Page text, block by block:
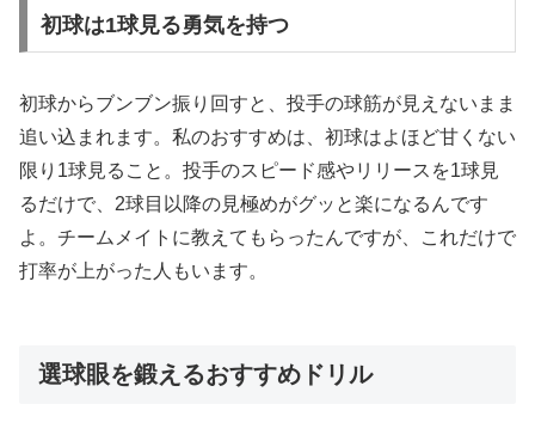
初球は1球見る勇気を持つ
初球からブンブン振り回すと、投手の球筋が見えないまま
追い込まれます。私のおすすめは、初球はよほど甘くない
限り1球見ること。投手のスピード感やリリースを1球見
るだけで、2球目以降の見極めがグッと楽になるんです
よ。チームメイトに教えてもらったんですが、これだけで
打率が上がった人もいます。
選球眼を鍛えるおすすめドリル